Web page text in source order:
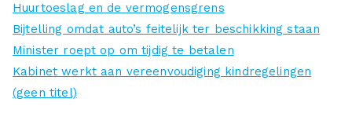
Huurtoeslag en de vermogensgrens
Bijtelling omdat auto’s feitelijk ter beschikking staan
Minister roept op om tijdig te betalen
Kabinet werkt aan vereenvoudiging kindregelingen
(geen titel)